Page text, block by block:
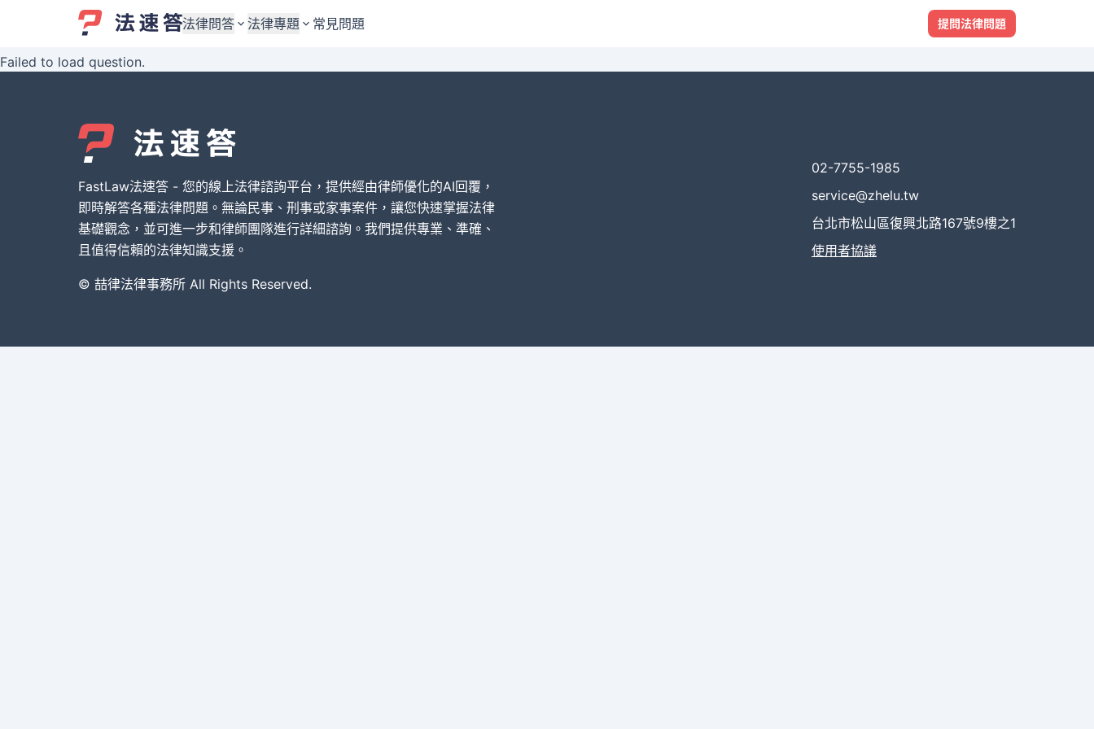
法律問答
婚姻與監護權
債務與債權
刑事犯罪案件
其他案件類型
法律專題
婚姻與監護權
債務與債權
刑事犯罪案件
其他案件類型
常見問題 提問法律問題
Failed to load question.
FastLaw法速答 - 您的線上法律諮詢平台，提供經由律師優化的AI回覆，
即時解答各種法律問題。無論民事、刑事或家事案件，讓您快速掌握法律
基礎觀念，並可進一步和律師團隊進行詳細諮詢。我們提供專業、準確、
且值得信賴的法律知識支援。
© 喆律法律事務所 All Rights Reserved.
02-7755-1985
service@zhelu.tw
台北市松山區復興北路167號9樓之1
使用者協議